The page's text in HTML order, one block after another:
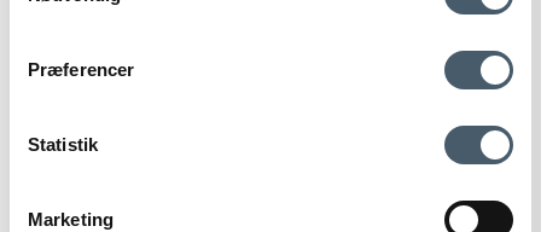
Præferencer
Statistik
Marketing
Shipping
178-133080M
Show product